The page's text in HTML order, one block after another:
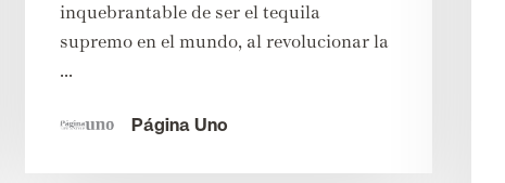
inquebrantable de ser el tequila
supremo en el mundo, al revolucionar la
...
Página Uno